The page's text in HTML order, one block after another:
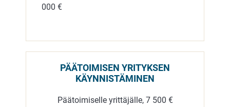
000 €
PÄÄTOIMISEN YRITYKSEN
KÄYNNISTÄMINEN
Päätoimiselle yrittäjälle, 7 500 €